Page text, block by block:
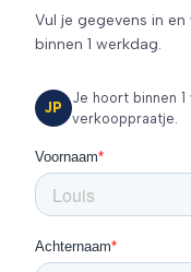
Vul je gegevens in
binnen 1 werkdag.
JP
Je hoort binnen
verkooppraatje.